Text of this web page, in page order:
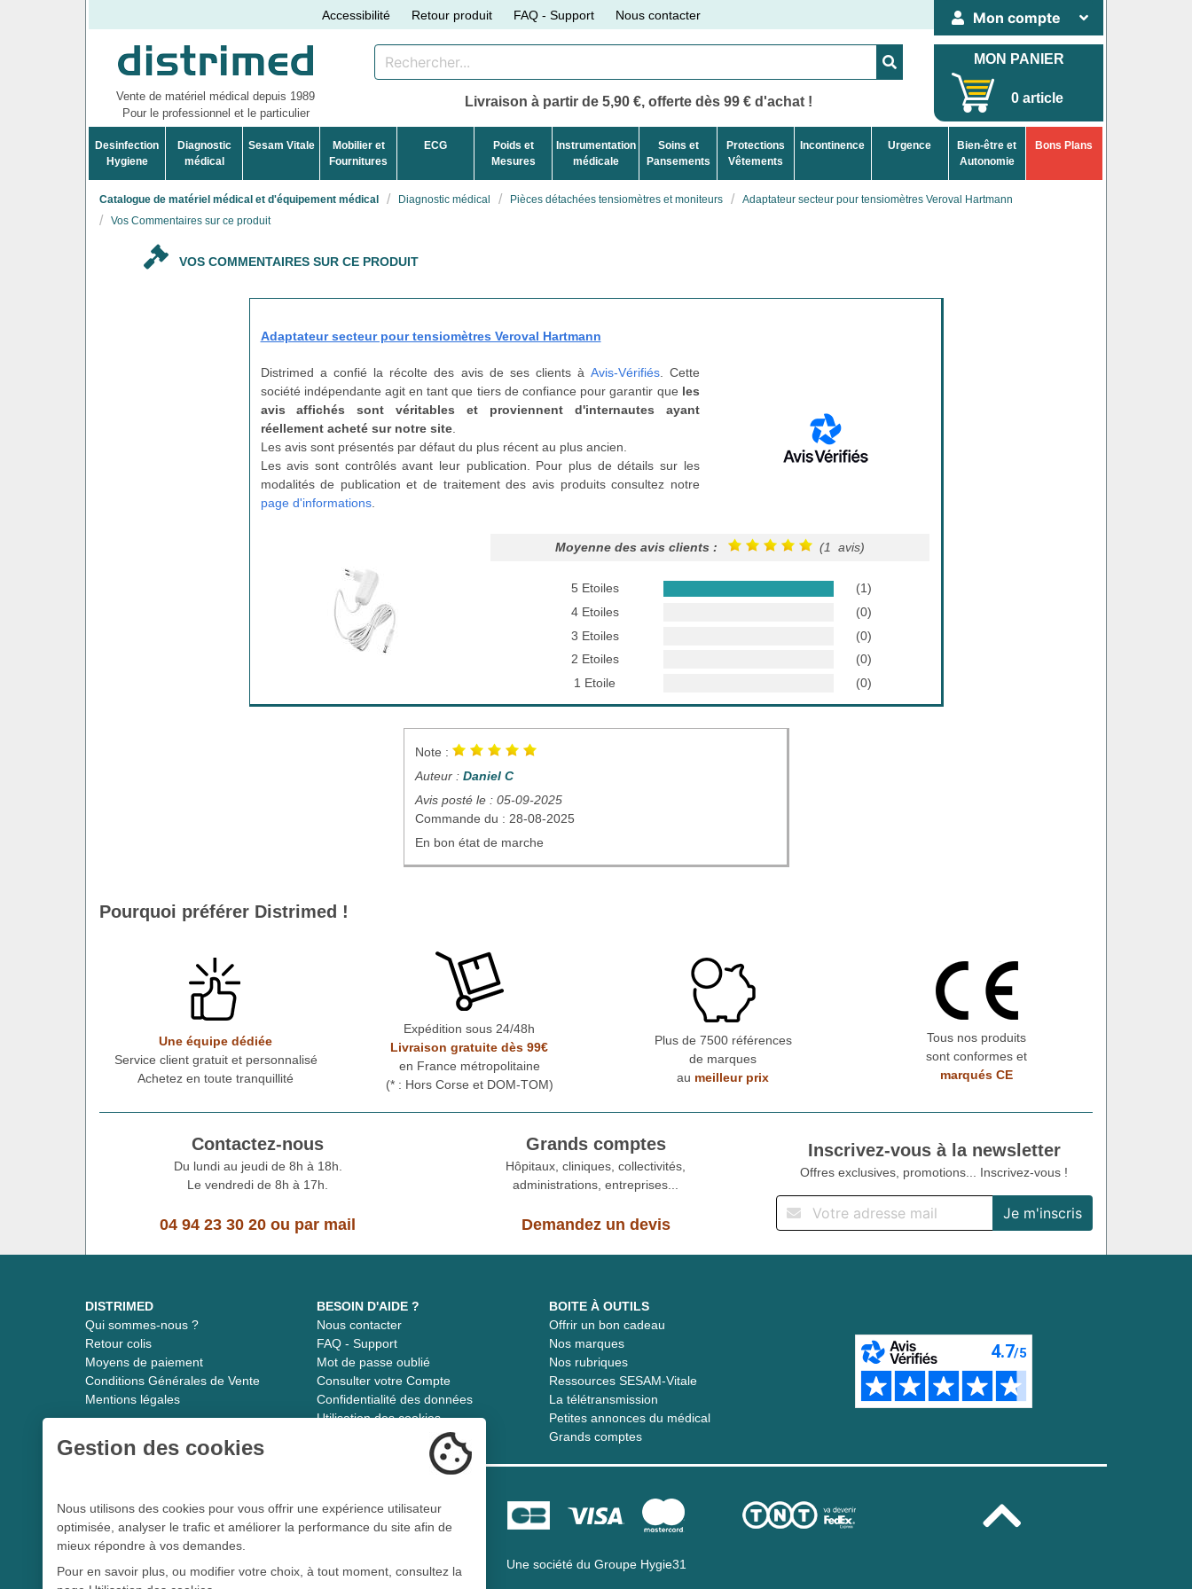
Accessibilité Retour produit FAQ - Support Nous contacter Mon compte
Vente de matériel médical depuis 1989
Pour le professionnel et le particulier
Livraison à partir de 5,90 €, offerte dès 99 € d'achat !
MON PANIER
0 article
Desinfection
Hygiene
Diagnostic
médical
Sesam Vitale
Mobilier et
Fournitures
ECG
Poids et
Mesures
Instrumentation
médicale
Soins et
Pansements
Protections
Vêtements
Incontinence Urgence
Bien-être et
Autonomie
Bons Plans
Catalogue de matériel médical et d'équipement médical Diagnostic médical Pièces détachées tensiomètres et moniteurs
Adaptateur secteur pour tensiomètres Veroval Hartmann
Vos Commentaires sur ce produit
VOS COMMENTAIRES SUR CE PRODUIT
Adaptateur secteur pour tensiomètres Veroval Hartmann
Distrimed a confié la récolte des avis de ses clients à Avis-Vérifiés. Cette
société indépendante agit en tant que tiers de confiance pour garantir que les
avis affichés sont véritables et proviennent d'internautes ayant
réellement acheté sur notre site.
Les avis sont présentés par défaut du plus récent au plus ancien.
Les avis sont contrôlés avant leur publication. Pour plus de détails sur les
modalités de publication et de traitement des avis produits consultez notre
page d'informations.
Moyenne des avis clients : (1 avis)
5 Etoiles
(1)
4 Etoiles
(0)
3 Etoiles
(0)
2 Etoiles
(0)
1 Etoile
(0)
Note :
Auteur : Daniel C
Avis posté le : 05-09-2025
Commande du : 28-08-2025
En bon état de marche
Pourquoi préférer Distrimed !
Une équipe dédiée
Service client gratuit et personnalisé
Achetez en toute tranquillité
Expédition sous 24/48h
Livraison gratuite dès 99€
en France métropolitaine
(* : Hors Corse et DOM-TOM)
Plus de 7500 références
de marques
au meilleur prix
Tous nos produits
sont conformes et
marqués CE
Contactez-nous
Du lundi au jeudi de 8h à 18h.
Le vendredi de 8h à 17h.
04 94 23 30 20 ou par mail
Grands comptes
Hôpitaux, cliniques, collectivités,
administrations, entreprises...
Demandez un devis
Inscrivez-vous à la newsletter
Offres exclusives, promotions... Inscrivez-vous !
DISTRIMED
Qui sommes-nous ?
Retour colis
Moyens de paiement
Conditions Générales de Vente
Mentions légales
BESOIN D'AIDE ?
Nous contacter
FAQ - Support
Mot de passe oublié
Consulter votre Compte
Confidentialité des données
Utilisation des cookies
BOITE À OUTILS
Offrir un bon cadeau
Nos marques
Nos rubriques
Ressources SESAM-Vitale
La télétransmission
Petites annonces du médical
Grands comptes
Distrimed.com 1989 - 2026
Le spécialiste du matériel médical
Une société du Groupe Hygie31
Gestion des cookies
Nous utilisons des cookies pour vous offrir une expérience utilisateur
optimisée, analyser le trafic et améliorer la performance du site afin de
mieux répondre à vos demandes.
Pour en savoir plus, ou modifier votre choix, à tout moment, consultez la